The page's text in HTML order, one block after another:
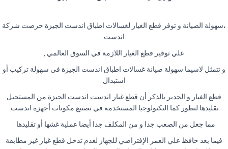
،سهولة الصيانة و توفر قطع الغيار لغسالات اطباق اندست الجيزة حرصت شركة
اندست
علي توفير قطع الغيار اللازمة في السوق العالمي ,
و تتمثل لاسيما سهولة صيانة غسالات اطباق اندست الجيزة في سهولة تركيب أو
استبدال
قطع الغيار و الجدير بالذكر أن قطع غيار اندست اندست الجيزة من المستحيل
تقليدها لتطور كما التكنولوجيا المستخدمة في تصنيع مكونات أجهزة اندست.
مما جعل من الصعب جدا و من المكلف جدا أيضا عملية غشها أو تقليدها .
فيما بعد حافظ علي العمر الإفتراضي للجهاز لعدم تدخل قطع غيار غير مطابقة